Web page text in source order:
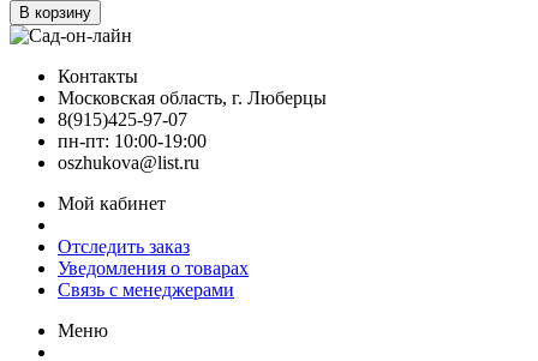
В корзину
Контакты
Московская область, г. Люберцы
8(915)425-97-07
пн-пт: 10:00-19:00
oszhukova@list.ru
Мой кабинет
Отследить заказ
Уведомления о товарах
Связь с менеджерами
Меню